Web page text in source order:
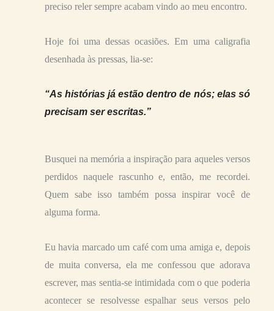
preciso reler sempre acabam vindo ao meu encontro.
Hoje foi uma dessas ocasiões. Em uma caligrafia
desenhada às pressas, lia-se:
“As histórias já estão dentro de nós; elas só
precisam ser escritas.”
Busquei na memória a inspiração para aqueles versos
perdidos naquele rascunho e, então, me recordei.
Quem sabe isso também possa inspirar você de
alguma forma.
Eu havia marcado um café com uma amiga e, depois
de muita conversa, ela me confessou que adorava
escrever, mas sentia-se intimidada com o que poderia
acontecer se resolvesse espalhar seus versos pelo